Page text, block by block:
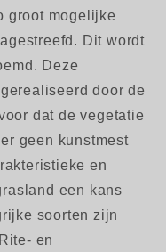
groot mogelijke
Dit wordt
Deze
door de
dat de vegetatie
geen kunstmest
en
een kans
soorten zijn
en